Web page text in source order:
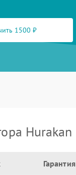
1500 ₽
Hurakan
Гарантия